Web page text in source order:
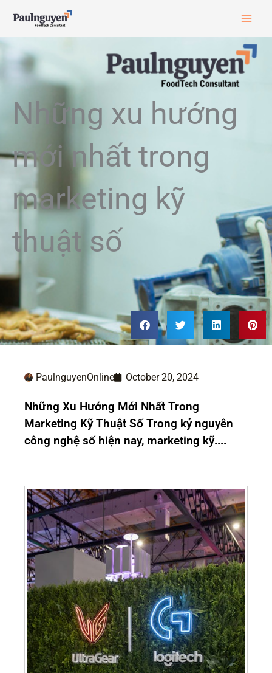
content
Những xu hướng
mới nhất trong
marketing kỹ
thuật số
PaulnguyenOnline October 20, 2024
Những Xu Hướng Mới Nhất Trong
Marketing Kỹ Thuật Số Trong kỷ nguyên
công nghệ số hiện nay, marketing kỹ....